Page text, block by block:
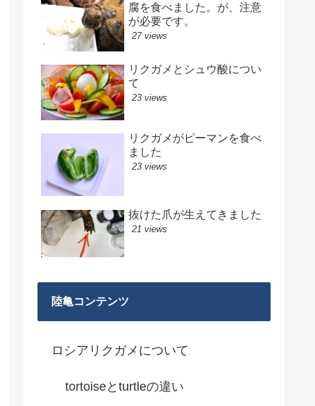
腐を食べました。が、注意
が必要です。
27 views
リクガメとシュウ酸につい
て
23 views
リクガメがピーマンを食べ
ました
23 views
抜けた爪が生えてきました
21 views
陸亀コンテンツ
ロシアリクガメについて
tortoiseとturtleの違い